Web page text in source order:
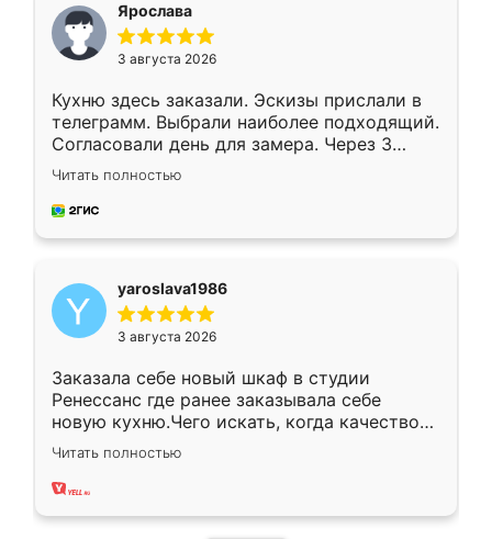
Ярослава
3 августа 2026
Кухню здесь заказали. Эскизы прислали в
телеграмм. Выбрали наиболее подходящий.
Согласовали день для замера. Через 3
недели кухня была уже готова. Остались
довольны работой. Спасибо Ренессанс
мебель за качественную работу!
Читать полностью
yaroslava1986
3 августа 2026
Заказала себе новый шкаф в студии
Ренессанс где ранее заказывала себе
новую кухню.Чего искать, когда качеством
вполне довольна. Служит кухня уже почти
два года, нареканий нет.
Читать полностью